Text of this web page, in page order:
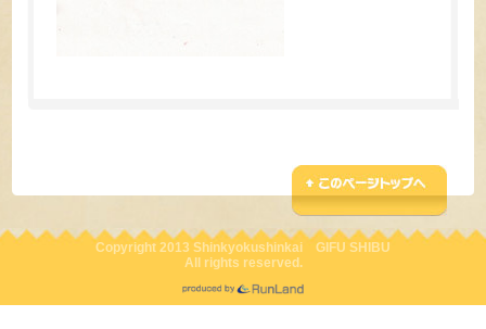
Copyright 2013 Shinkyokushinkai GIFU SHIBU
All rights reserved.